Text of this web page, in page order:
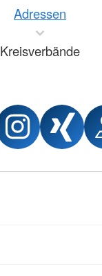
Adressen
Kreisverbände